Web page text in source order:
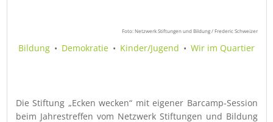
Foto: Netzwerk Stiftungen und Bildung / Frederic Schweizer
Bildung • Demokratie • Kinder/Jugend • Wir im Quartier
Die Stiftung „Ecken wecken“ mit eigener Barcamp-Session
beim Jahrestreffen vom Netzwerk Stiftungen und Bildung